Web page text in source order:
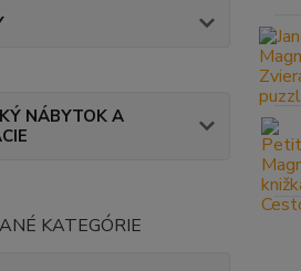
NÁBYTOK A
KATEGÓRIE